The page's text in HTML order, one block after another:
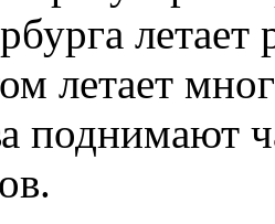
летает
поднимают